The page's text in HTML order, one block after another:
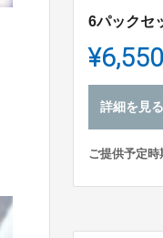
6パックセ
¥6,550
詳細を見る
ご提供予定